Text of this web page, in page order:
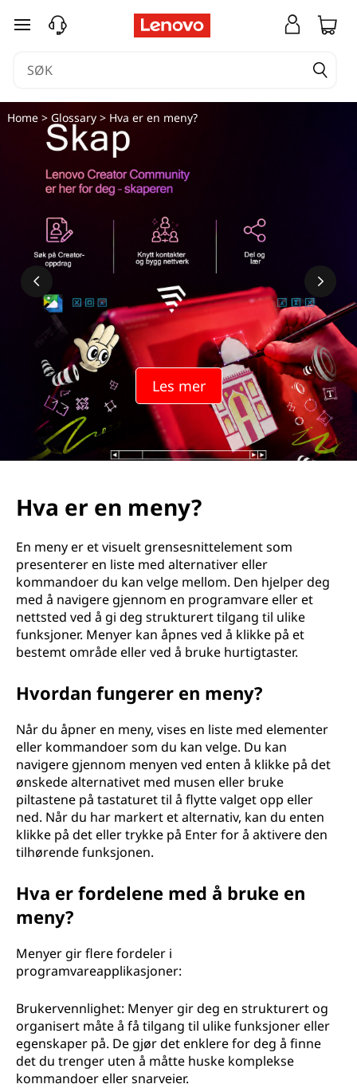
gå til hovedinnhold
Les mer
Home> Glossary> Hva er en meny?
Hva er en meny?
En meny er et visuelt grensesnittelement som
presenterer en liste med alternativer eller
kommandoer du kan velge mellom. Den hjelper deg
med å navigere gjennom en programvare eller et
nettsted ved å gi deg strukturert tilgang til ulike
funksjoner. Menyer kan åpnes ved å klikke på et
bestemt område eller ved å bruke hurtigtaster.
Hvordan fungerer en meny?
Når du åpner en meny, vises en liste med elementer
eller kommandoer som du kan velge. Du kan
navigere gjennom menyen ved enten å klikke på det
ønskede alternativet med musen eller bruke
piltastene på tastaturet til å flytte valget opp eller
ned. Når du har markert et alternativ, kan du enten
klikke på det eller trykke på Enter for å aktivere den
tilhørende funksjonen.
Hva er fordelene med å bruke en
meny?
Menyer gir flere fordeler i
programvareapplikasjoner:
Brukervennlighet: Menyer gir deg en strukturert og
organisert måte å få tilgang til ulike funksjoner eller
egenskaper på. De gjør det enklere for deg å finne
det du trenger uten å måtte huske komplekse
kommandoer eller snarveier.